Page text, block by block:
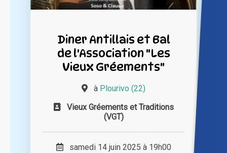
Diner Antillais et Bal
de l'Association "Les
Vieux Gréements"
à Plourivo (22)
Vieux Gréements et Traditions
(VGT)
samedi 14 juin 2025 à 19h00